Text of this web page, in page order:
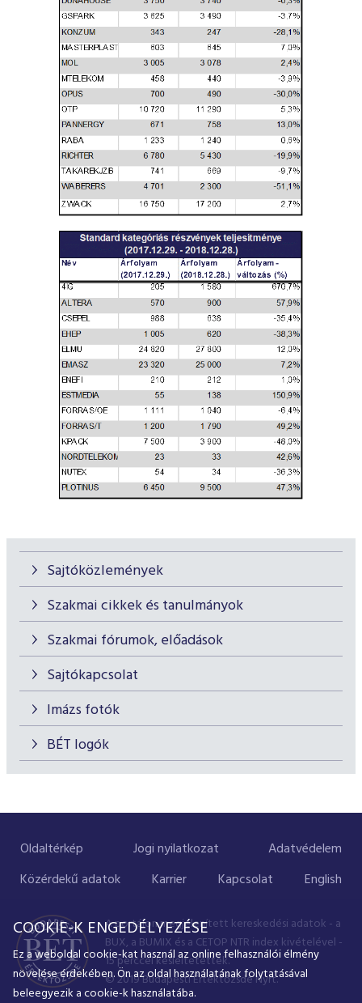
Sajtóközlemények
Szakmai cikkek és tanulmányok
Szakmai fórumok, előadások
Sajtókapcsolat
Imázs fotók
BÉT logók
Oldaltérkép Jogi nyilatkozat
Adatvédelem
Közérdekű adatok
Karrier Kapcsolat English
A portálon megjelenített kereskedési adatok - a
BUX, a BUMIX és a CETOP NTR index kivételével -
15 perccel késleltetettek.
© 2019 Budapesti Értéktőzsde Nyrt.
COOKIE-K ENGEDÉLYEZÉSE
Ez a weboldal cookie-kat használ az online felhasználói élmény
növelése érdekében. Ön az oldal használatának folytatásával
beleegyezik a cookie-k használatába.